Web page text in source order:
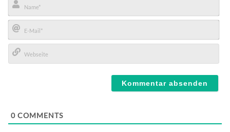
Name*
E-
Mail*
0 COMMENTS